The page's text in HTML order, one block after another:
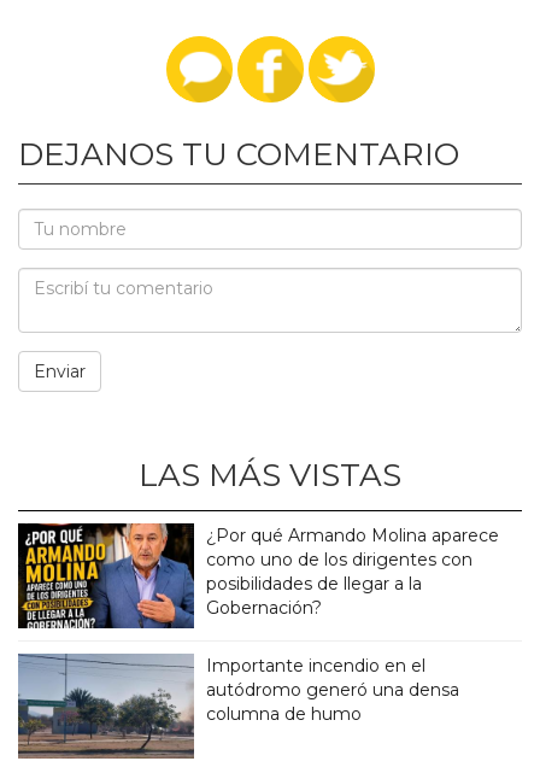
DEJANOS TU COMENTARIO
LAS MÁS VISTAS
¿Por qué Armando Molina aparece
como uno de los dirigentes con
posibilidades de llegar a la
Gobernación?
Importante incendio en el
autódromo generó una densa
columna de humo